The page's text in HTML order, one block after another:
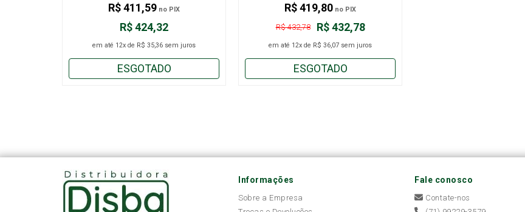
R$ 424,32
em até 12x de R$ 35,36 sem juros
R$ 411,59 no PIX
ESGOTADO
R$ 432,78
R$ 432,78
em até 12x de R$ 36,07 sem juros
R$ 419,80 no PIX
ESGOTADO
Informações
Sobre a Empresa
Fale conosco
Contate-nos